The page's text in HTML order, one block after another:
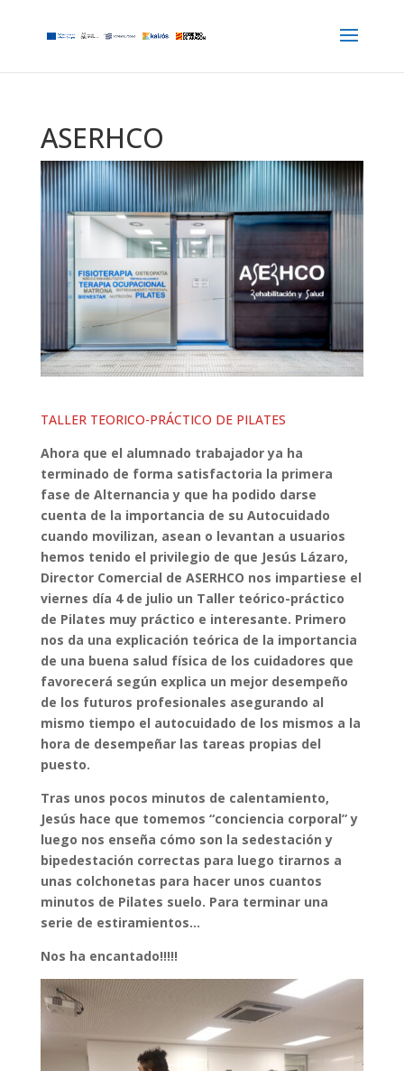
ASERHCO
TALLER TEORICO-PRÁCTICO DE PILATES
Ahora que el alumnado trabajador ya ha
terminado de forma satisfactoria la primera
fase de Alternancia y que ha podido darse
cuenta de la importancia de su Autocuidado
cuando movilizan, asean o levantan a usuarios
hemos tenido el privilegio de que Jesús Lázaro,
Director Comercial de ASERHCO nos impartiese el
viernes día 4 de julio un Taller teórico-práctico
de Pilates muy práctico e interesante. Primero
nos da una explicación teórica de la importancia
de una buena salud física de los cuidadores que
favorecerá según explica un mejor desempeño
de los futuros profesionales asegurando al
mismo tiempo el autocuidado de los mismos a la
hora de desempeñar las tareas propias del
puesto.
Tras unos pocos minutos de calentamiento,
Jesús hace que tomemos “conciencia corporal” y
luego nos enseña cómo son la sedestación y
bipedestación correctas para luego tirarnos a
unas colchonetas para hacer unos cuantos
minutos de Pilates suelo. Para terminar una
serie de estiramientos…
Nos ha encantado!!!!!